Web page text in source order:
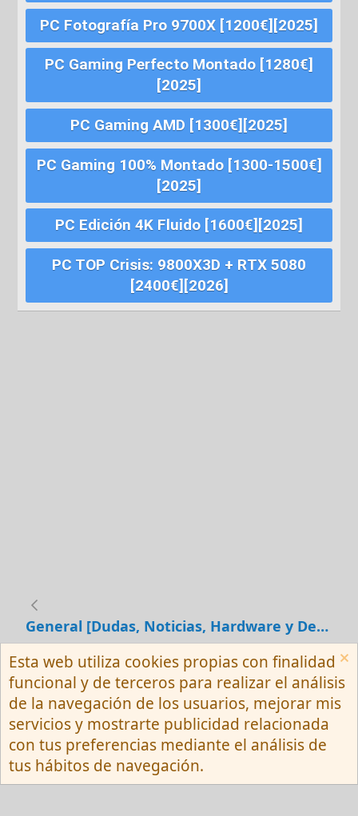
PC Fotografía Pro 9700X [1200€][2025]
PC Gaming Perfecto Montado [1280€]
[2025]
PC Gaming AMD [1300€][2025]
PC Gaming 100% Montado [1300-1500€]
[2025]
PC Edición 4K Fluido [1600€][2025]
PC TOP Crisis: 9800X3D + RTX 5080
[2400€][2026]
General [Dudas, Noticias, Hardware y Debates]
Español (Neutro) Tu
Contactarnos
Términos y reglas
Privacy policy
Ayuda
R
S
S
Community platform by XenForo ® © 2010-
2026 XenForo Ltd.
Esta web utiliza cookies propias con finalidad
funcional y de terceros para realizar el análisis
de la navegación de los usuarios, mejorar mis
servicios y mostrarte publicidad relacionada
con tus preferencias mediante el análisis de
tus hábitos de navegación.